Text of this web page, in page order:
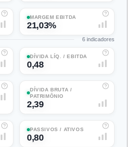
MARGEM EBITDA
21,03%
6 indicadores
DÍVIDA LÍQ. / EBITDA
0,48
DÍVIDA BRUTA /
PATRIMÔNIO
2,39
PASSIVOS / ATIVOS
0,80